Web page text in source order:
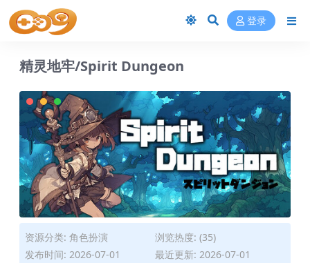
登录
精灵地牢/Spirit Dungeon
资源分类: 角色扮演
浏览热度: (35)
发布时间: 2026-07-01
最近更新: 2026-07-01